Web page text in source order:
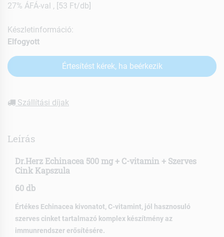
27% ÁFÁ-val , [53 Ft/db]
Készletinformáció:
Elfogyott
Értesítést kérek, ha beérkezik
Szállítási díjak
Leírás
Dr.Herz Echinacea 500 mg + C-vitamin + Szerves
Cink Kapszula
60 db
Értékes Echinacea kivonatot, C-vitamint, jól hasznosuló
szerves cinket tartalmazó komplex készítmény az
immunrendszer erősítésére.